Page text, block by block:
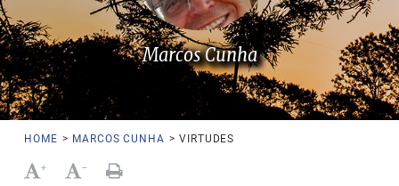
Marcos Cunha
HOME > MARCOS CUNHA > VIRTUDES
+ -